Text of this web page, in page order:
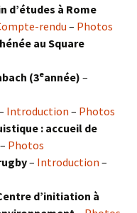
d’études à Rome
rendu – Photos
au Square
(3eannée) –
Introduction – Photos
: accueil de
– Photos
– Introduction –
d’initiation à